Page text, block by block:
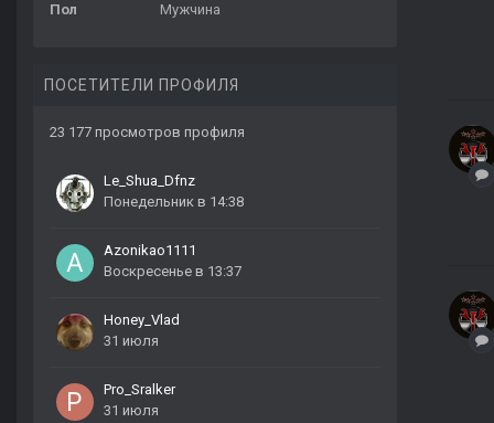
Пол Мужчина
ПОСЕТИТЕЛИ ПРОФИЛЯ
23 177 просмотров профиля
Le_Shua_Dfnz
Понедельник в 14:38
Azonikao1111
Воскресенье в 13:37
Honey_Vlad
31 июля
Pro_Sralker
31 июля